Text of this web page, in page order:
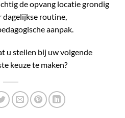
de opvang locatie grondig
routine,
aanpak.
u stellen bij uw volgende
keuze te maken?